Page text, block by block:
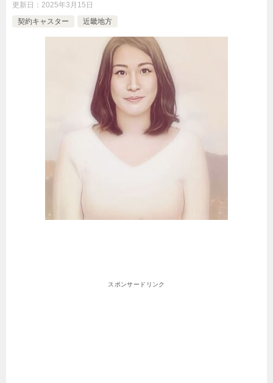
更新日： 2025年3月15日
契約キャスター
近畿地方
スポンサードリンク